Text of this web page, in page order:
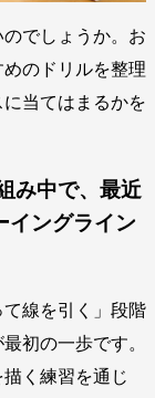
でしょうか。お
のドリルを整理
当てはまるかを
み中で、最近
ングライン
線を引く」段階
初の一歩です。
く練習を通じ